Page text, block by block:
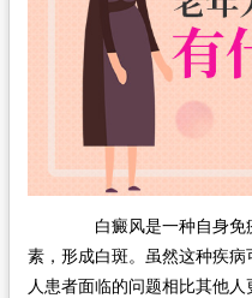
白癜风是一种自身免
素，形成白斑。虽然这种疾
人患者面临的问题相比其他